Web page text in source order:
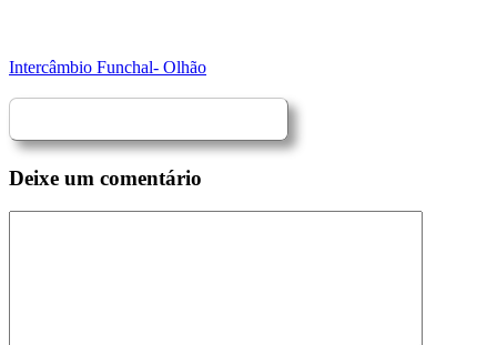
Intercâmbio Funchal- Olhão
Deixe um comentário